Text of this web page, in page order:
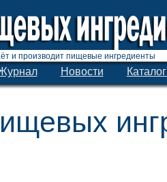
и производит пищевые ингредиенты
Новости